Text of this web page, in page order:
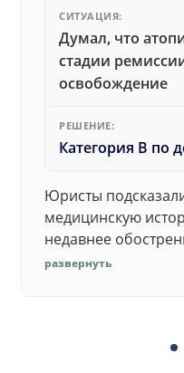
СИТУАЦИЯ:
Думал, что
стадии
освобождение
РЕШЕНИЕ:
Категория В по
Юристы
медицинскую
недавнее
дерматолог
развернуть